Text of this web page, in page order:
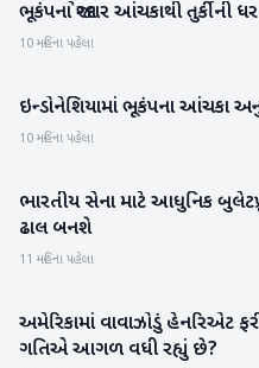
આંતરરાષ્ટ્રીય
ભૂકંપના જોરદાર આંચકાથી તુર્કીની
10 મહિના પહેલા
આંતરરાષ્ટ્રીય
ઇન્ડોનેશિયામાં ભૂકંપના આંચકા
10 મહિના પહેલા
રાષ્ટ્રીય
ભારતીય સેના માટે આધુનિક
ઢાલ બનશે
11 મહિના પહેલા
આંતરરાષ્ટ્રીય
અમેરિકામાં વાવાઝોડું હેનરિએટ
ગતિએ આગળ વધી રહ્યું છે?